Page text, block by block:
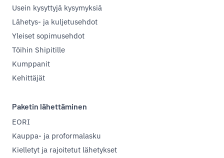
Usein kysyttyjä kysymyksiä
Lähetys- ja kuljetusehdot
Yleiset sopimusehdot
Töihin Shipitille
Kumppanit
Kehittäjät
Paketin lähettäminen
EORI
Kauppa- ja proformalasku
Kielletyt ja rajoitetut lähetykset